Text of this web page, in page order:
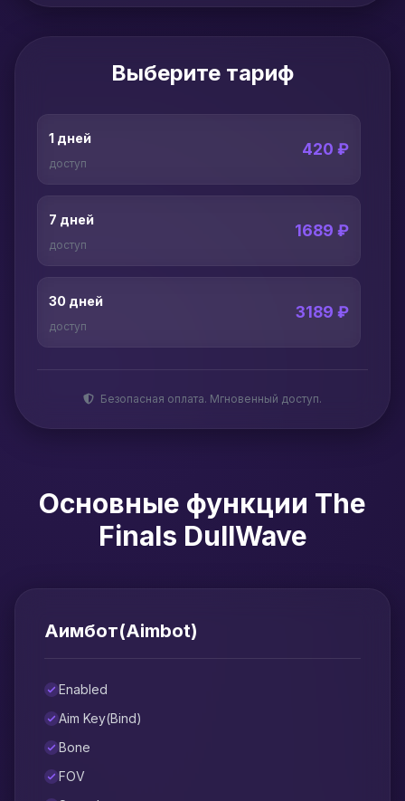
Выберите тариф
1 дней
доступ
420 ₽
7 дней
доступ
1689 ₽
30 дней
доступ
3189 ₽
Безопасная оплата. Мгновенный доступ.
Основные функции The
Finals DullWave
Аимбот(Aimbot)
Enabled
Aim Key(Bind)
Bone
FOV